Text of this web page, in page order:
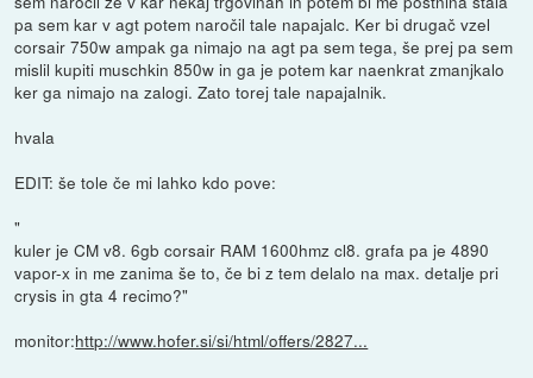
pa sem kar v agt potem naročil tale napajalc. Ker bi drugač vzel
corsair 750w ampak ga nimajo na agt pa sem tega, še prej pa sem
mislil kupiti muschkin 850w in ga je potem kar naenkrat zmanjkalo
ker ga nimajo na zalogi. Zato torej tale napajalnik.
hvala
EDIT: še tole če mi lahko kdo pove:
"
kuler je CM v8. 6gb corsair RAM 1600hmz cl8. grafa pa je 4890
vapor-x in me zanima še to, če bi z tem delalo na max. detalje pri
crysis in gta 4 recimo?"
monitor:http://www.hofer.si/si/html/offers/2827...